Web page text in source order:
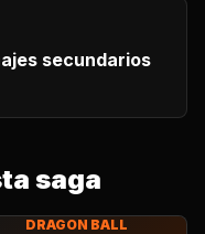
secundarios
saga
DRAGON BALL